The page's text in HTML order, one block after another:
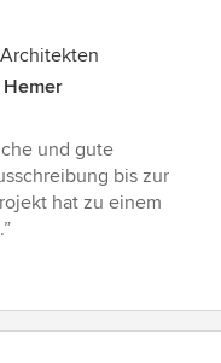
und gute
bis zur
hat zu einem